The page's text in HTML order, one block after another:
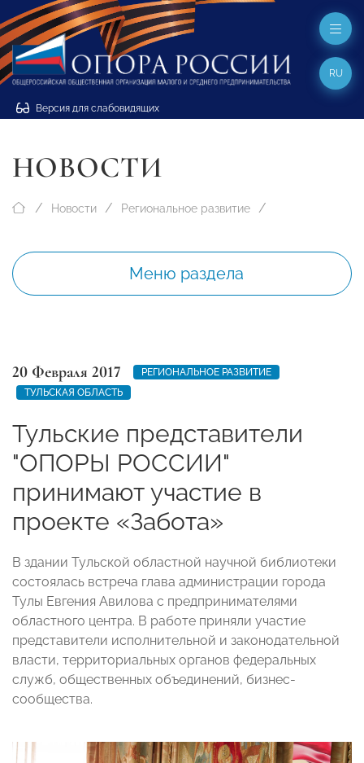
Версия для слабовидящих
RU
НОВОСТИ
Новости Региональное развитие
Меню раздела
20 Февраля 2017
РЕГИОНАЛЬНОЕ РАЗВИТИЕ
ТУЛЬСКАЯ ОБЛАСТЬ
Тульские представители
"ОПОРЫ РОССИИ"
принимают участие в
проекте «Забота»
В здании Тульской областной научной библиотеки
состоялась встреча глава администрации города
Тулы Евгения Авилова с предпринимателями
областного центра. В работе приняли участие
представители исполнительной и законодательной
власти, территориальных органов федеральных
служб, общественных объединений, бизнес-
сообщества.